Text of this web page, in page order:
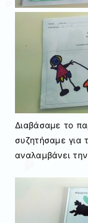
Διαβάσαμε το
συζητήσαμε για
αναλαμβάνει